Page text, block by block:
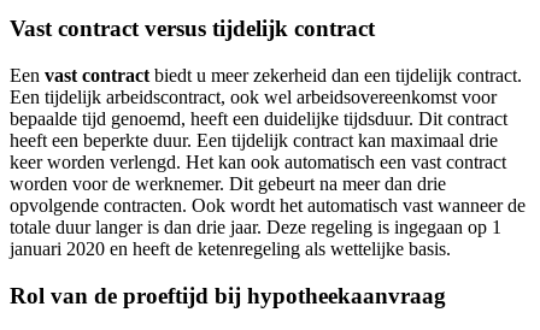
Vast contract versus tijdelijk contract
Een vast contract biedt u meer zekerheid dan een tijdelijk contract.
Een tijdelijk arbeidscontract, ook wel arbeidsovereenkomst voor
bepaalde tijd genoemd, heeft een duidelijke tijdsduur. Dit contract
heeft een beperkte duur. Een tijdelijk contract kan maximaal drie
keer worden verlengd. Het kan ook automatisch een vast contract
worden voor de werknemer. Dit gebeurt na meer dan drie
opvolgende contracten. Ook wordt het automatisch vast wanneer de
totale duur langer is dan drie jaar. Deze regeling is ingegaan op 1
januari 2020 en heeft de ketenregeling als wettelijke basis.
Rol van de proeftijd bij hypotheekaanvraag